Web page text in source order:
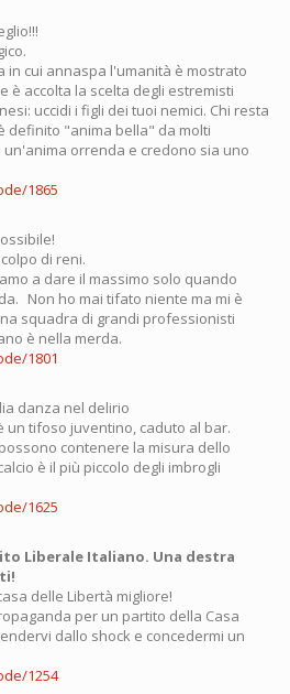
in cui annaspa l'umanità è mostrato
è accolta la scelta degli estremisti
uccidi i figli dei tuoi nemici. Chi resta
definito "anima bella" da molti
orrenda e credono sia uno
1865
di reni.
a dare il massimo solo quando
Non ho mai tifato niente ma mi è
squadra di grandi professionisti
è nella merda.
1801
danza nel delirio
un tifoso juventino, caduto al bar.
contenere la misura dello
è il più piccolo degli imbrogli
1625
Liberale Italiano. Una destra
delle Libertà migliore!
per un partito della Casa
dallo shock e concedermi un
1254